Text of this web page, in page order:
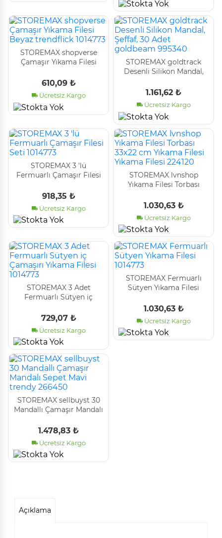
STOREMAX shopverse
Çamaşır Yıkama Filesi
610,09 ₺
Ücretsiz Kargo
STOREMAX goldtrack
Desenli Silikon Mandal,
995340
1.161,62 ₺
Ücretsiz Kargo
STOREMAX 3 'lü
Fermuarlı Çamaşır Filesi
918,35 ₺
Ücretsiz Kargo
STOREMAX lvnshop
Yıkama Filesi Torbası
Yıkama Filesi 224120
1.030,63 ₺
Ücretsiz Kargo
STOREMAX 3 Adet
Fermuarlı Sütyen iç
1014773
729,07 ₺
Ücretsiz Kargo
STOREMAX Fermuarlı
Sütyen Yıkama Filesi
1.030,63 ₺
Ücretsiz Kargo
STOREMAX sellbuyst 30
Mandallı Çamaşır Mandalı
266450
1.478,83 ₺
Ücretsiz Kargo
Açıklama